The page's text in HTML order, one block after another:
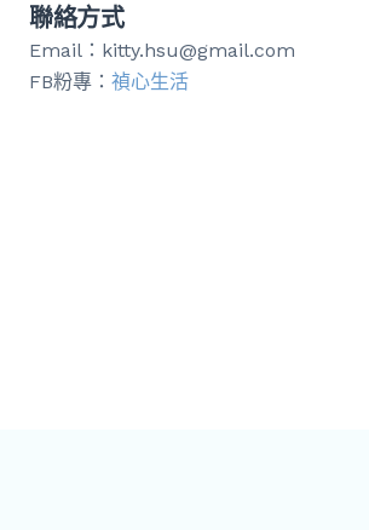
聯絡方式
Email：kitty.hsu@gmail.com
FB粉專： 禎心生活